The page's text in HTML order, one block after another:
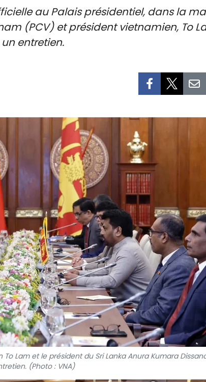
au Palais présidentiel, dans la
(PCV) et président vietnamien, To
entretien.
Lam et le président du Sri Lanka Anura Kumara
(Photo : VNA)